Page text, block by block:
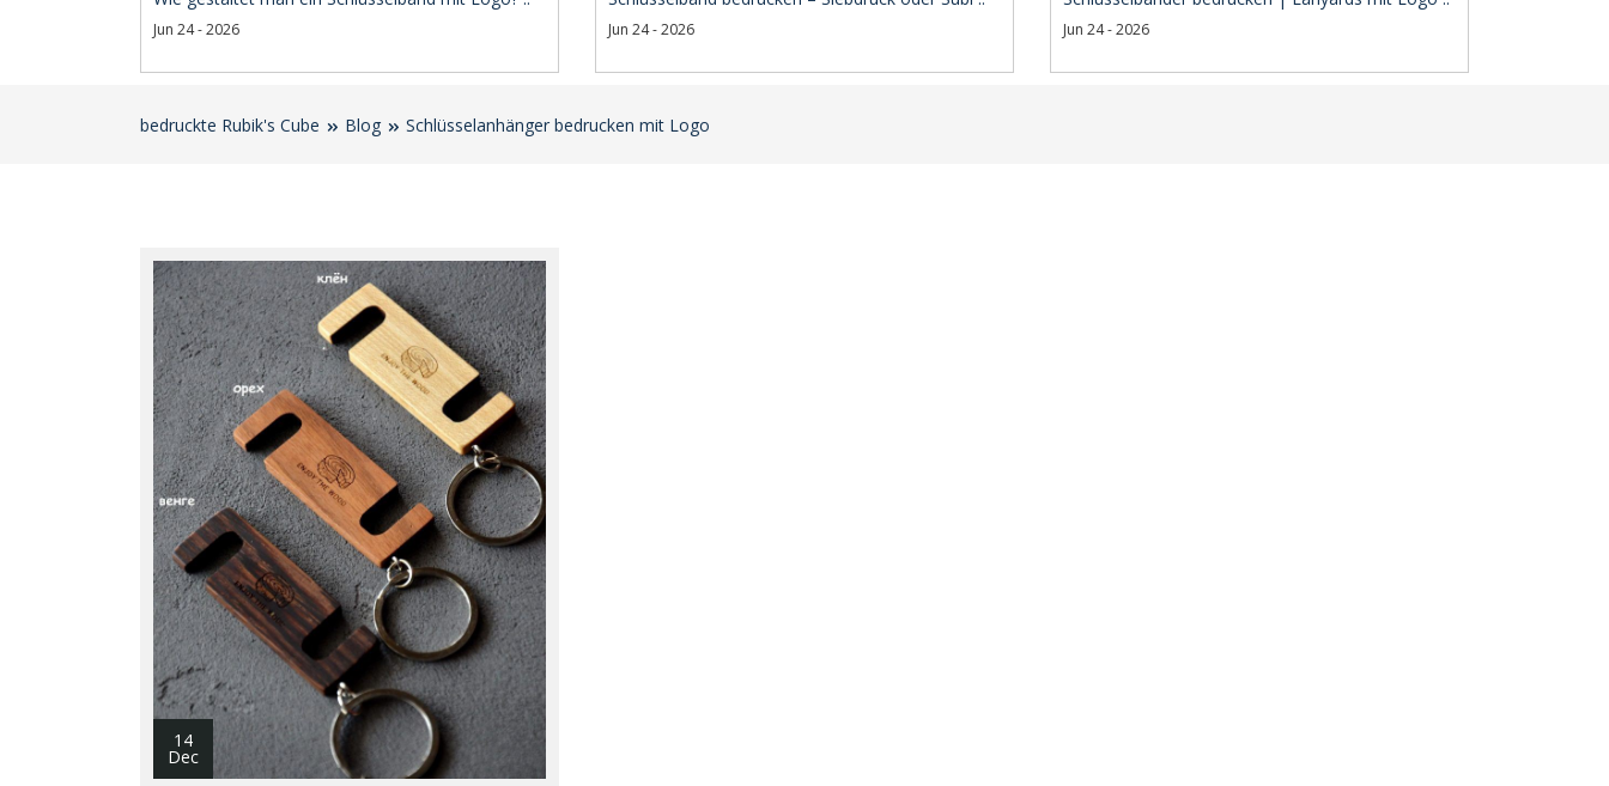
Jun 24 - 2026 Jun 24 - 2026 Jun 24 - 2026
bedruckte Rubik's Cube Blog Schlüsselanhänger bedrucken mit Logo
14
Dec